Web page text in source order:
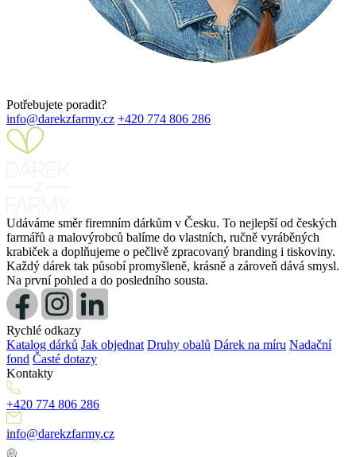
Potřebujete poradit?
info@darekzfarmy.cz +420 774 806 286
Udáváme směr firemním dárkům v Česku. To nejlepší od českých
farmářů a malovýrobců balíme do vlastních, ručně vyráběných
krabiček a doplňujeme o pečlivě zpracovaný branding i tiskoviny.
Každý dárek tak působí promyšleně, krásně a zároveň dává smysl.
Na první pohled a do posledního sousta.
Rychlé odkazy
Katalog dárků Jak objednat Druhy obalů Dárek na míru Nadační
fond Časté dotazy
Kontakty
+420 774 806 286
info@darekzfarmy.cz